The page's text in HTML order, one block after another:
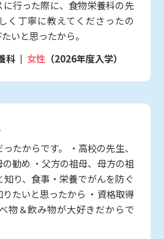
行った際に、食物栄養科の先
く丁寧に教えてくださったの
いと思ったから。
科
女性 （2026年度入学）
たからです。 ・高校の先生、
勧め ・父方の祖母、母方の祖
り、食事・栄養でがんを防ぐ
たいと思ったから ・資格取得
物＆飲み物が大好きだからで